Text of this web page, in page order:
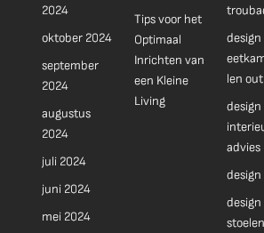
2024
oktober 2024
september
2024
augustus
2024
juli 2024
juni 2024
mei 2024
Tips voor het
Optimaal
Inrichten van
een Kleine
Living
design
len
design
advies
design
stoelen